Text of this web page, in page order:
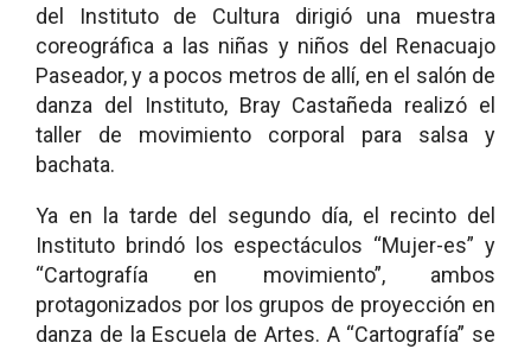
del Instituto de Cultura dirigió una muestra
coreográfica a las niñas y niños del Renacuajo
Paseador, y a pocos metros de allí, en el salón de
danza del Instituto, Bray Castañeda realizó el
taller de movimiento corporal para salsa y
bachata.
Ya en la tarde del segundo día, el recinto del
Instituto brindó los espectáculos “Mujer-es” y
“Cartografía en movimiento”, ambos
protagonizados por los grupos de proyección en
danza de la Escuela de Artes. A “Cartografía” se